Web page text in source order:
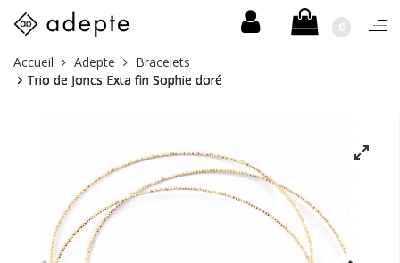
Skip
0
Vous
êtes
Accueil Adepte
Bracelets
Trio de Joncs Exta fin Sophie doré